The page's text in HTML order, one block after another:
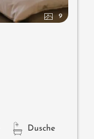
9
Dusche